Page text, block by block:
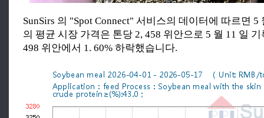
SunSirs 의 "Spot Connect" 서비스의 데이터에 따르면 5
의 평균 시장 가격은 톤당 2, 458 위안으로 5 월 11 일
498 위안에서 1. 60% 하락했습니다.